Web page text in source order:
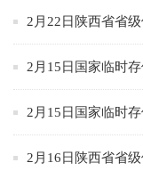
2月22日陕西省省
2月15日国家临时
2月15日国家临时
2月16日陕西省省